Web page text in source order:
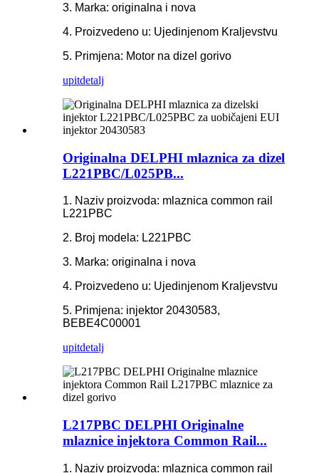
3. Marka: originalna i nova
4. Proizvedeno u: Ujedinjenom Kraljevstvu
5. Primjena: Motor na dizel gorivo
upitdetalj
Originalna DELPHI mlaznica za dizel
L221PBC/L025PB...
1. Naziv proizvoda: mlaznica common rail
L221PBC
2. Broj modela: L221PBC
3. Marka: originalna i nova
4. Proizvedeno u: Ujedinjenom Kraljevstvu
5. Primjena: injektor 20430583,
BEBE4C00001
upitdetalj
L217PBC DELPHI Originalne
mlaznice injektora Common Rail...
1. Naziv proizvoda: mlaznica common rail